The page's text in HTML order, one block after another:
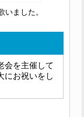
いました。
会を主催して
にお祝いをし